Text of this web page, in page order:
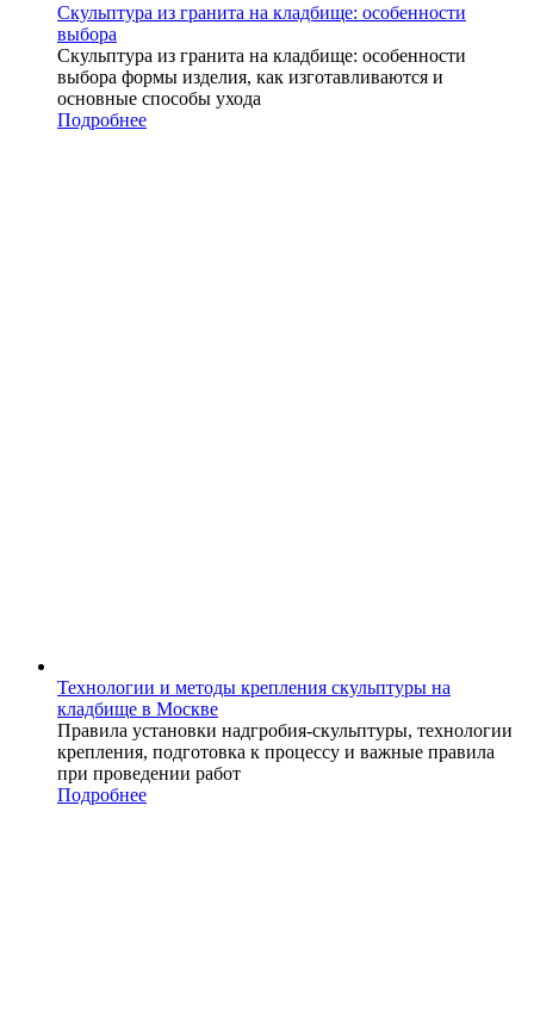
Скульптура из гранита на кладбище: особенности
выбора
Скульптура из гранита на кладбище: особенности
выбора формы изделия, как изготавливаются и
основные способы ухода
Подробнее
Технологии и методы крепления скульптуры на
кладбище в Москве
Правила установки надгробия-скульптуры, технологии
крепления, подготовка к процессу и важные правила
при проведении работ
Подробнее